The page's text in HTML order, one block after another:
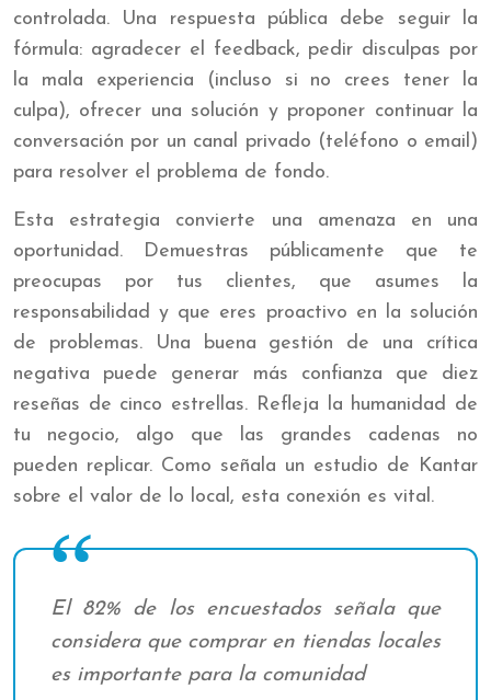
controlada. Una respuesta pública debe seguir la
fórmula: agradecer el feedback, pedir disculpas por
la mala experiencia (incluso si no crees tener la
culpa), ofrecer una solución y proponer continuar la
conversación por un canal privado (teléfono o email)
para resolver el problema de fondo.
Esta estrategia convierte una amenaza en una
oportunidad. Demuestras públicamente que te
preocupas por tus clientes, que asumes la
responsabilidad y que eres proactivo en la solución
de problemas. Una buena gestión de una crítica
negativa puede generar más confianza que diez
reseñas de cinco estrellas. Refleja la humanidad de
tu negocio, algo que las grandes cadenas no
pueden replicar. Como señala un estudio de Kantar
sobre el valor de lo local, esta conexión es vital.
El 82% de los encuestados señala que
considera que comprar en tiendas locales
es importante para la comunidad